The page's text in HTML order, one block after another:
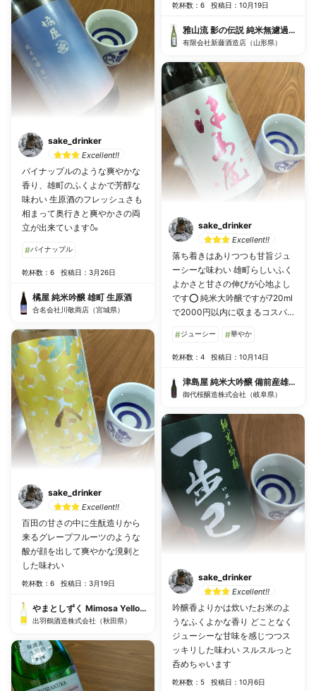
sake_drinker
Excellent!!
パイナップルのような爽やかな
香り、雄町のふくよかで芳醇な
味わい 生原酒のフレッシュさも
相まって奥行きと爽やかさの両
立が出来ています🍶
#パイナップル
乾杯数：6 投稿日：3月26日
橘屋 純米吟醸 雄町 生原酒
合名会社川敬商店（宮城県）
sake_drinker
Excellent!!
百田の甘さの中に生酛造りから
来るグレープフルーツのような
酸が顔を出して爽やかな溌剌と
した味わい
乾杯数：6 投稿日：3月19日
やまとしずく Mimosa Yellow 純米大吟醸
出羽鶴酒造株式会社（秋田県）
乾杯数：6 投稿日：10月19日
雅山流 影の伝説 純米無濾過原酒
有限会社新藤酒造店（山形県）
sake_drinker
Excellent!!
落ち着きはありつつも甘旨ジュ
ーシーな味わい 雄町らしいふく
よかさと甘さの伸びが心地よし
です⭕️ 純米大吟醸ですが720ml
で2000円以内に収まるコスパ
#ジューシー #華やか
乾杯数：4 投稿日：10月14日
津島屋 純米大吟醸 備前産雄町 瓶
御代桜醸造株式会社（岐阜県）
sake_drinker
Excellent!!
吟醸香よりかは炊いたお米のよ
うなふくよかな香り どことなく
ジューシーな甘味を感じつつス
ッキリした味わい スルスルっと
呑めちゃいます
乾杯数：5 投稿日：10月6日